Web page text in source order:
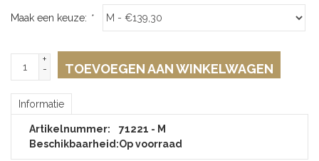
Maak een keuze: *
+
-
TOEVOEGEN AAN WINKELWAGEN
Informatie
Artikelnummer:
71221 - M
Beschikbaarheid:Op voorraad